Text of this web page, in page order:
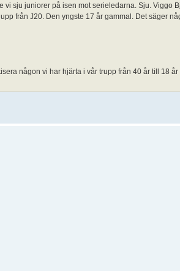
vi sju juniorer på isen mot serieledarna. Sju. Viggo
från J20. Den yngste 17 år gammal. Det säger
någon vi har hjärta i vår trupp från 40 år till 18